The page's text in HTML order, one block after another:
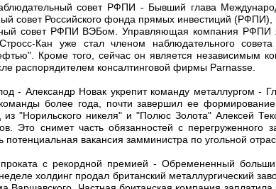
совет РФПИ - Бывший глава
совет Российского фонда прямых инвестиций
совет РФПИ ВЭБом. Управляющая компания РФПИ
Кан уже стал членом наблюдательного совета
Кроме того, сейчас он является независимым
распорядителем консалтинговой фирмы Parnasse.
- Александр Новак укрепит команду металлургом -
более года, почти завершил ее
"Норильского никеля" и "Полюс Золота" Алексей
Это снимет часть обязанностей с перегруженного
вакансия замминистра по угольной
с рекордной премией - Обремененный
холдинг продал британский металлургический